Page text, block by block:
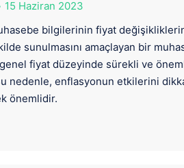
15 Haziran 2023
bilgilerinin fiyat
sunulmasını amaçlayan bir
fiyat düzeyinde sürekli ve
nedenle, enflasyonun etkilerini
önemlidir.